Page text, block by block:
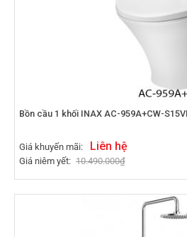
Bồn cầu 1 khối INAX AC-959A+CW-
Giá khuyến mãi: Liên hệ
Giá niêm yết: 10.490.000₫